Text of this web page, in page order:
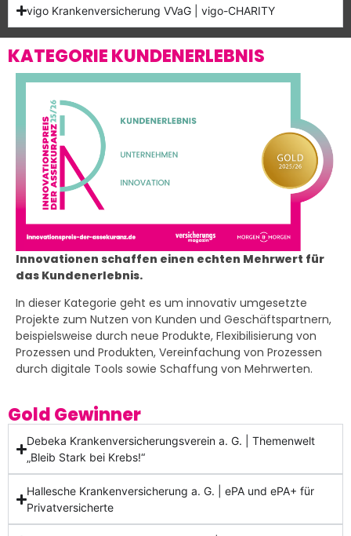
vigo Krankenversicherung VVaG | vigo-CHARITY
KATEGORIE KUNDENERLEBNIS
Innovationen schaffen einen echten Mehrwert für
das Kundenerlebnis.
In dieser Kategorie geht es um innovativ umgesetzte
Projekte zum Nutzen von Kunden und Geschäftspartnern,
beispielsweise durch neue Produkte, Flexibilisierung von
Prozessen und Produkten, Vereinfachung von Prozessen
durch digitale Tools sowie Schaffung von Mehrwerten.
Gold Gewinner
Debeka Krankenversicherungsverein a. G. | Themenwelt
„Bleib Stark bei Krebs!“
Hallesche Krankenversicherung a. G. | ePA und ePA+ für
Privatversicherte